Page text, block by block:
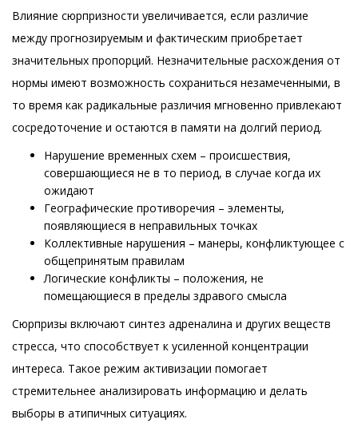
Влияние сюрпризности увеличивается, если различие
между прогнозируемым и фактическим приобретает
значительных пропорций. Незначительные расхождения от
нормы имеют возможность сохраниться незамеченными, в
то время как радикальные различия мгновенно привлекают
сосредоточение и остаются в памяти на долгий период.
Нарушение временных схем – происшествия,
совершающиеся не в то период, в случае когда их
ожидают
Географические противоречия – элементы,
появляющиеся в неправильных точках
Коллективные нарушения – манеры, конфликтующее с
общепринятым правилам
Логические конфликты – положения, не
помещающиеся в пределы здравого смысла
Сюрпризы включают синтез адреналина и других веществ
стресса, что способствует к усиленной концентрации
интереса. Такое режим активизации помогает
стремительнее анализировать информацию и делать
выборы в атипичных ситуациях.